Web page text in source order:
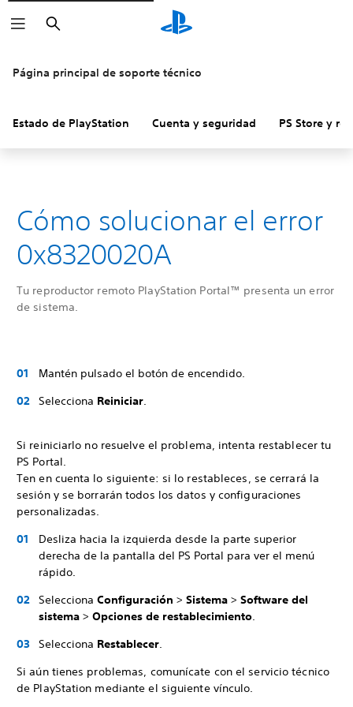
Buscar
Página principal de soporte técnico
Estado de PlayStation Cuenta y seguridad PS Store y
Cómo solucionar el error
0x8320020A
Tu reproductor remoto PlayStation Portal™ presenta un error
de sistema.
Mantén pulsado el botón de encendido.
Selecciona Reiniciar.
Si reiniciarlo no resuelve el problema, intenta restablecer tu
PS Portal.
Ten en cuenta lo siguiente: si lo restableces, se cerrará la
sesión y se borrarán todos los datos y configuraciones
personalizadas.
Desliza hacia la izquierda desde la parte superior
derecha de la pantalla del PS Portal para ver el menú
rápido.
Selecciona Configuración > Sistema > Software del
sistema > Opciones de restablecimiento.
Selecciona Restablecer.
Si aún tienes problemas, comunícate con el servicio técnico
de PlayStation mediante el siguiente vínculo.